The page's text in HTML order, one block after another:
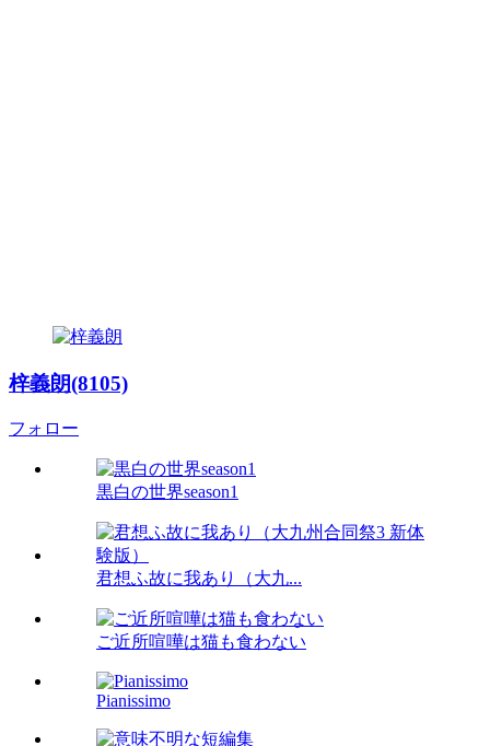
梓義朗(8105)
フォロー
黒白の世界season1
君想ふ故に我あり（大九...
ご近所喧嘩は猫も食わない
Pianissimo